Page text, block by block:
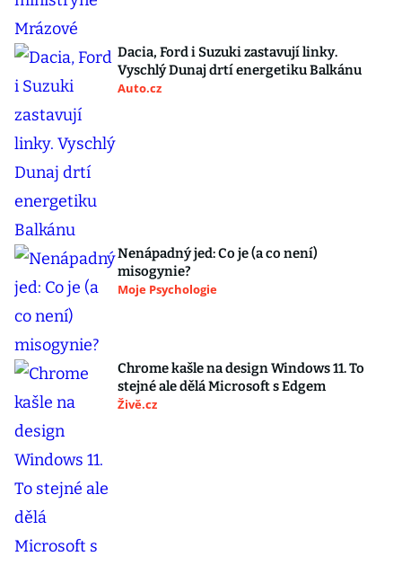
Dacia, Ford i Suzuki zastavují linky.
Vyschlý Dunaj drtí energetiku Balkánu
Auto.cz
Nenápadný jed: Co je (a co není)
misogynie?
Moje Psychologie
Chrome kašle na design Windows 11. To
stejné ale dělá Microsoft s Edgem
Živě.cz